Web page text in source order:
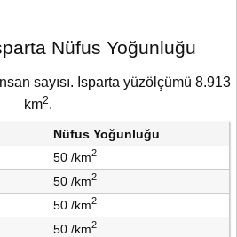
Nüfus Yoğunluğu
sayısı. Isparta yüzölçümü 8.913
km2.
Nüfus Yoğunluğu
50 /km2
50 /km2
50 /km2
50 /km2